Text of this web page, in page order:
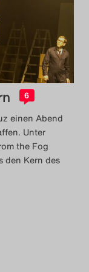
Blog
Blog
Blog
Blog
6
einen Abend
Unter
the Fog
den Kern des